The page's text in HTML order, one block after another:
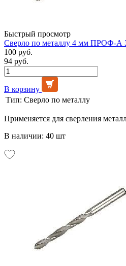
Быстрый просмотр
Сверло по металлу 4 мм ПРОФ-А
100 руб.
94 руб.
В корзину
Тип: Сверло по металлу
Применяется для сверления
В наличии: 40 шт